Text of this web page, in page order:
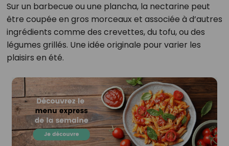
Sur un barbecue ou une plancha, la nectarine peut
être coupée en gros morceaux et associée à d’autres
ingrédients comme des crevettes, du tofu, ou des
légumes grillés. Une idée originale pour varier les
plaisirs en été.